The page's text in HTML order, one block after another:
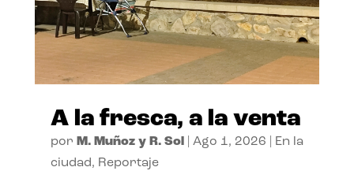
A la fresca, a la venta
por M. Muñoz y R. Sol| Ago 1, 2026
En la
ciudad, Reportaje